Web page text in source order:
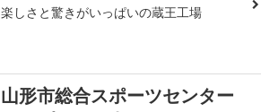
楽しさと驚きがいっぱいの蔵王工場
山形市総合スポーツセンター